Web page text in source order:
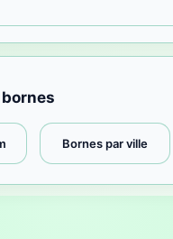
Bornes par ville